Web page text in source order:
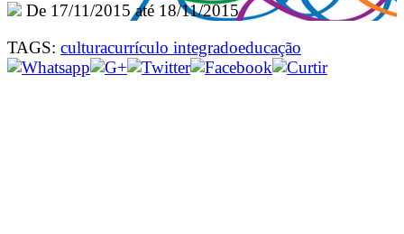
De 17/11/2015 até 18/11/2015
TAGS: culturacurrículo integradoeducação